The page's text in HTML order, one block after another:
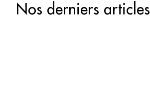
Nos derniers articles